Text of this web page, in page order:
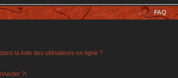
FAQ
la liste des utilisateurs en ligne ?
?!